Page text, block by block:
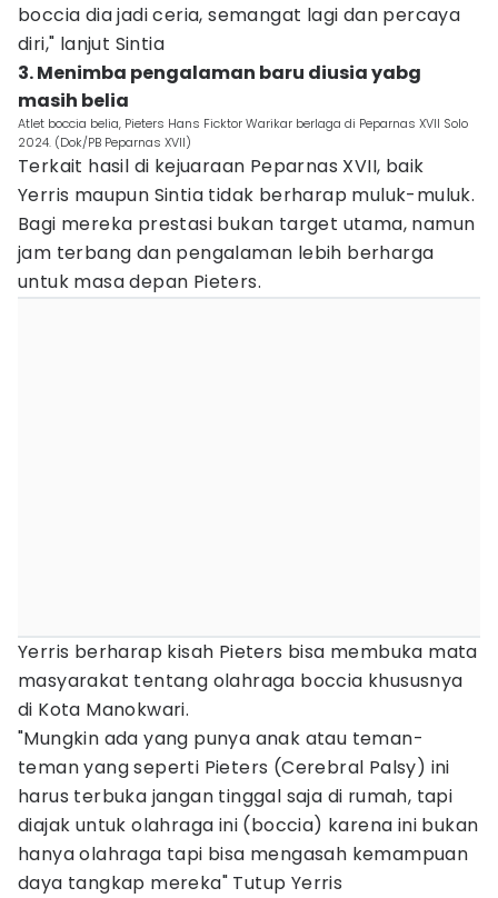
boccia dia jadi ceria, semangat lagi dan percaya
diri," lanjut Sintia
3. Menimba pengalaman baru diusia yabg
masih belia
Atlet boccia belia, Pieters Hans Ficktor Warikar berlaga di Peparnas XVII Solo
2024. (Dok/PB Peparnas XVII)
Terkait hasil di kejuaraan Peparnas XVII, baik
Yerris maupun Sintia tidak berharap muluk-muluk.
Bagi mereka prestasi bukan target utama, namun
jam terbang dan pengalaman lebih berharga
untuk masa depan Pieters.
Yerris berharap kisah Pieters bisa membuka mata
masyarakat tentang olahraga boccia khususnya
di Kota Manokwari.
"Mungkin ada yang punya anak atau teman-
teman yang seperti Pieters (Cerebral Palsy) ini
harus terbuka jangan tinggal saja di rumah, tapi
diajak untuk olahraga ini (boccia) karena ini bukan
hanya olahraga tapi bisa mengasah kemampuan
daya tangkap mereka" Tutup Yerris